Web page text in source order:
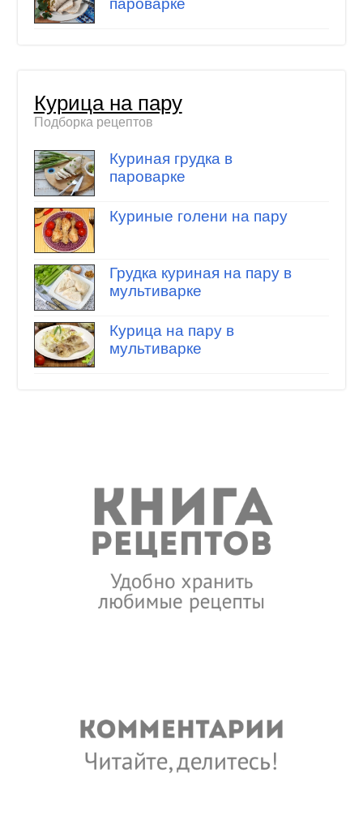
пароварке
Курица на пару
Подборка рецептов
Куриная грудка в
пароварке
Куриные голени на пару
Грудка куриная на пару в
мультиварке
Курица на пару в
мультиварке